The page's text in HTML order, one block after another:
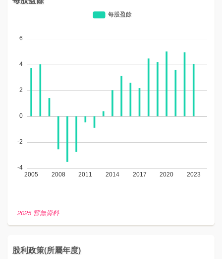
2025 暫無資料
股利政策(所屬年度)